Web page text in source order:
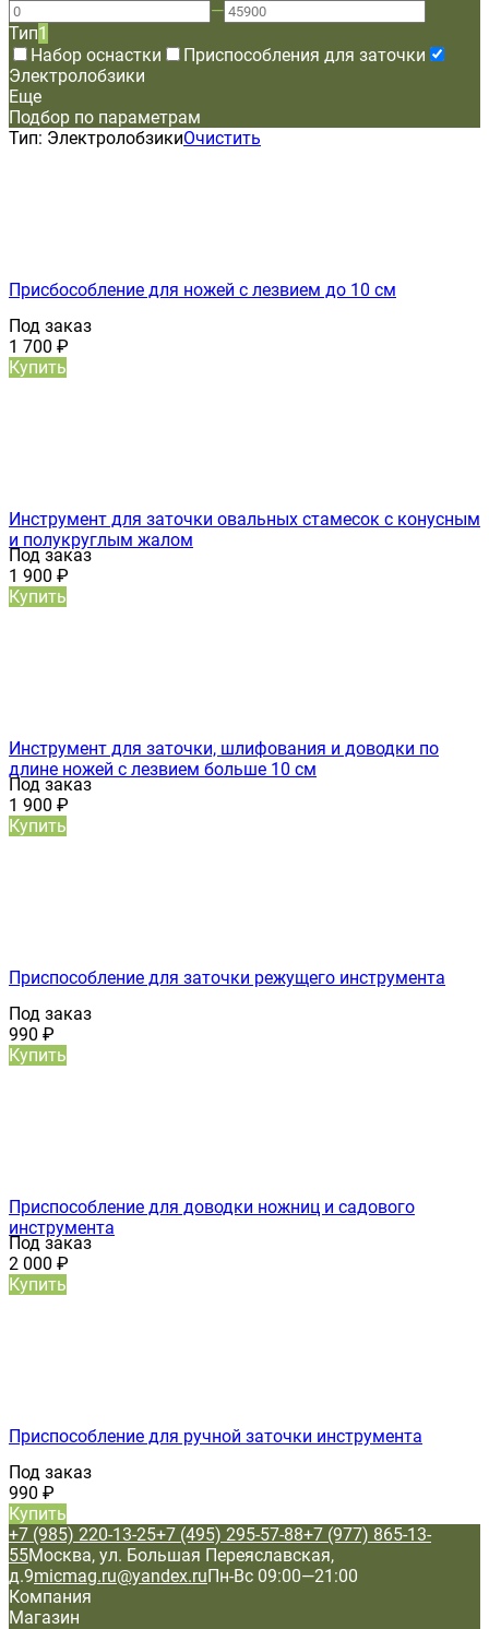
—
Тип1
Набор оснастки
Приспособления для заточки
Электролобзики
Еще
Подбор по параметрам
Тип: ЭлектролобзикиОчистить
Присбособление для ножей с лезвием до 10 см
Под заказ
1 700 ₽
Купить
Инструмент для заточки овальных стамесок с конусным
и полукруглым жалом
Под заказ
1 900 ₽
Купить
Инструмент для заточки, шлифования и доводки по
длине ножей с лезвием больше 10 см
Под заказ
1 900 ₽
Купить
Приспособление для заточки режущего инструмента
Под заказ
990 ₽
Купить
Приспособление для доводки ножниц и садового
инструмента
Под заказ
2 000 ₽
Купить
Приспособление для ручной заточки инструмента
Под заказ
990 ₽
Купить
+7 (985) 220-13-25+7 (495) 295-57-88+7 (977) 865-13-
55Москва, ул. Большая Переяславская,
д.9micmag.ru@yandex.ruПн-Вс 09:00—21:00
Компания
Магазин